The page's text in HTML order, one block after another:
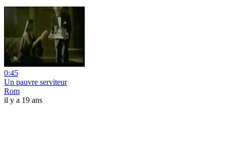
0:45
Un pauvre serviteur
Rom
il y a 19 ans